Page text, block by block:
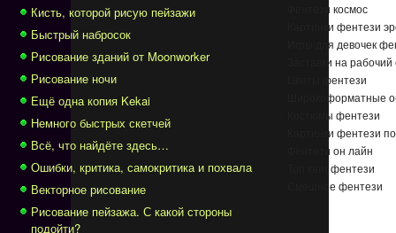
Кисть, которой рисую пейзажи
Быстрый набросок
Рисование зданий от Moonworker
Рисование ночи
Ещё одна копия Kekai
Немного быстрых скетчей
Всё, что найдёте здесь…
Ошибки, критика, самокритика и похвала
Векторное рисование
Рисование пейзажа. С какой стороны
подойти?
Фентези космос
Картинки фентези
Игры для девочек
Заставки на
Цветы фентези
Широкоформатные
Костюмы фентези
Картинки фентези
Фентези он лайн
Топ книг фентези
Смешное фентези